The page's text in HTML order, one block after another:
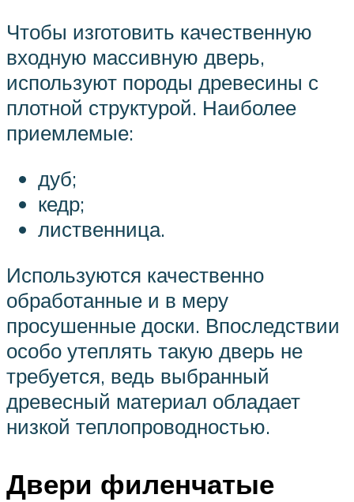
Чтобы изготовить качественную
входную массивную дверь,
используют породы древесины с
плотной структурой. Наиболее
приемлемые:
дуб;
кедр;
лиственница.
Используются качественно
обработанные и в меру
просушенные доски. Впоследствии
особо утеплять такую дверь не
требуется, ведь выбранный
древесный материал обладает
низкой теплопроводностью.
Двери филенчатые